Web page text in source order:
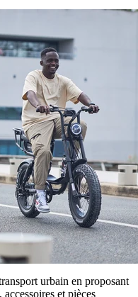
urbain en proposant
et pièces